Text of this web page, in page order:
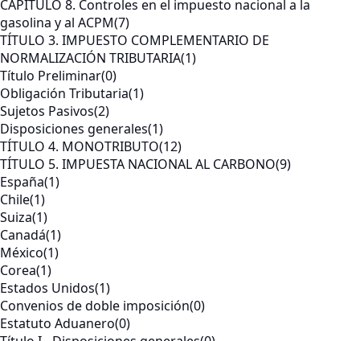
CAPÍTULO 8. Controles en el impuesto nacional a la
gasolina y al ACPM(7)
TÍTULO 3. IMPUESTO COMPLEMENTARIO DE
NORMALIZACIÓN TRIBUTARIA(1)
Título Preliminar(0)
Obligación Tributaria(1)
Sujetos Pasivos(2)
Disposiciones generales(1)
TÍTULO 4. MONOTRIBUTO(12)
TÍTULO 5. IMPUESTA NACIONAL AL CARBONO(9)
España(1)
Chile(1)
Suiza(1)
Canadá(1)
México(1)
Corea(1)
Estados Unidos(1)
Convenios de doble imposición(0)
Estatuto Aduanero(0)